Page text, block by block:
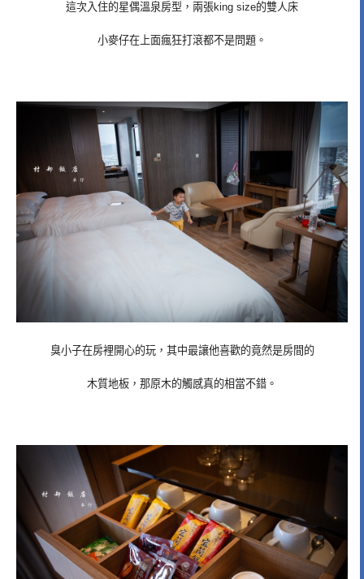
這次入住的星偶溫泉房型，兩張king size的雙人床
小麥仔在上面瘋狂打滾都不是問題。
臭小子在房裡開心的玩，其中最讓他喜歡的竟然是房間的
木質地板，那原木的觸感真的相當不錯。